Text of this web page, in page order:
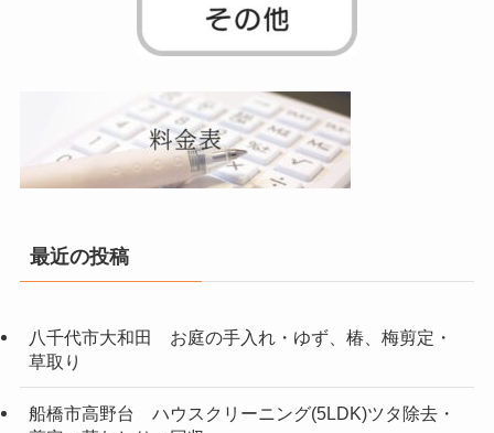
最近の投稿
八千代市大和田 お庭の手入れ・ゆず、椿、梅剪定・
草取り
船橋市高野台 ハウスクリーニング(5LDK)ツタ除去・